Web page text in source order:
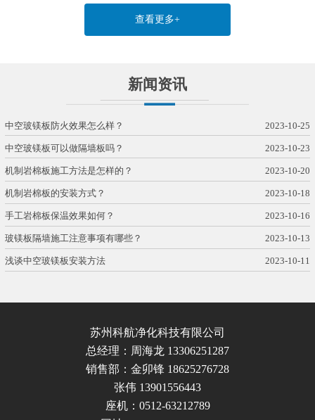
查看更多+
新闻资讯
中空玻镁板防火效果怎么样？ 2023-10-25
中空玻镁板可以做隔墙板吗？ 2023-10-23
机制岩棉板施工方法是怎样的？ 2023-10-20
机制岩棉板的安装方式？ 2023-10-18
手工岩棉板保温效果如何？ 2023-10-16
玻镁板隔墙施工注意事项有哪些？ 2023-10-13
浅谈中空玻镁板安装方法 2023-10-11
苏州科航净化科技有限公司
总经理：周海龙 13306251287
销售部：金卯锋 18625276728
张伟 13901556443
座机：0512-63212789